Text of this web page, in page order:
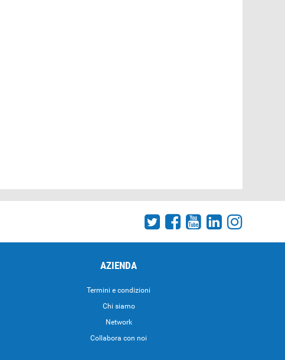
AZIENDA
Termini e condizioni
Chi siamo
Network
Collabora con noi